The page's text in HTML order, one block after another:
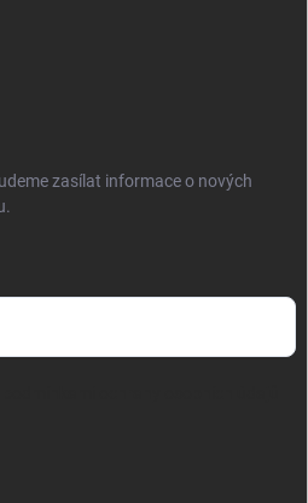
zasílat informace o nových